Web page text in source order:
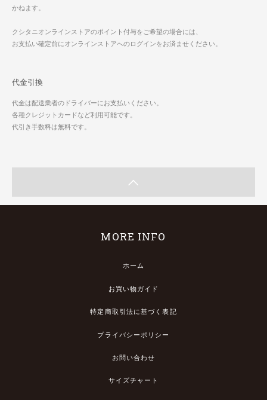
かねます。
クシタニオンラインストアのポイント付与をご希望の場合には、
お支払い確定前にオンラインストアへのログインをお済ませください。
代金引換
代金は配送業者のドライバーにお支払いください。
各種クレジットカードなど利用可能です。
代引き手数料は無料です。
MORE INFO
ホーム
お買い物ガイド
特定商取引法に基づく表記
プライバシーポリシー
お問い合わせ
サイズチャート